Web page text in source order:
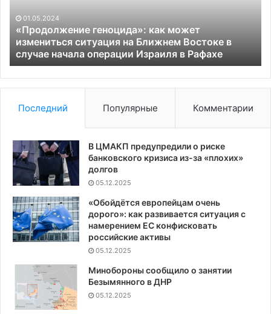
на
Ближнем
Востоке
случае
начала
операции
Израиля
01.05.2024
«Продолжение геноцида»: как может
измениться ситуация на Ближнем Востоке в
случае начала операции Израиля в Рафахе
Последний Популярные Комментарии
В ЦМАКП предупредили о риске
банковского кризиса из-за «плохих»
долгов
05.12.2025
«Обойдётся европейцам очень
дорого»: как развивается ситуация с
намерением ЕС конфисковать
российские активы
05.12.2025
Минобороны сообщило о занятии
Безымянного в ДНР
05.12.2025